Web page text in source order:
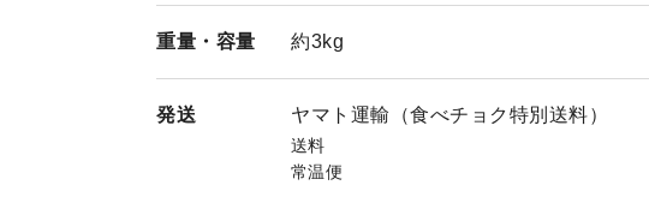
重量・ 容量 約3kg
発送 ヤマト運輸（食べチョク特別送料）
送料
常温便